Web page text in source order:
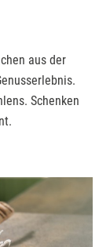
aus der
Schenken